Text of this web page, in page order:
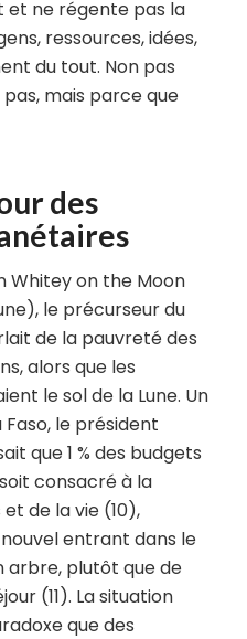
et ne régente pas la
ressources, idées,
du tout. Non pas
mais parce que
des
Whitey on the Moon
le précurseur du
de la pauvreté des
alors que les
le sol de la Lune. Un
le président
que 1 % des budgets
consacré à la
de la vie (10),
entrant dans le
arbre, plutôt que de
(11). La situation
que des